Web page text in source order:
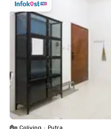
Coliving • Putra